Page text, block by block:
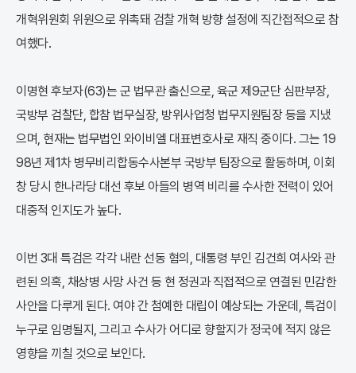
개혁위원회 위원으로 위촉돼 검찰 개혁 방향 설정에 직간접적으로 참
여했다.
이명현 후보자(63)는 군 법무관 출신으로, 육군 제9군단 심판부장,
국방부 검찰단, 합참 법무실장, 방위사업청 법무지원팀장 등을 지냈
으며, 현재는 법무법인 와이비엘 대표변호사로 재직 중이다. 그는 19
98년 제1차 병무비리합동수사본부 국방부 팀장으로 활동하며, 이회
창 당시 한나라당 대선 후보 아들의 병역 비리를 수사한 전력이 있어
대중적 인지도가 높다.
이번 3대 특검은 각각 내란 선동 혐의, 대통령 부인 김건희 여사와 관
련된 의혹, 채상병 사망 사건 등 현 정권과 직접적으로 연결된 민감한
사안을 다루게 된다. 여야 간 첨예한 대립이 예상되는 가운데, 특검이
누구로 임명될지, 그리고 수사가 어디로 향할지가 정국에 적지 않은
영향을 끼칠 것으로 보인다.